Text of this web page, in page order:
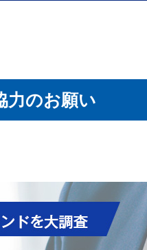
力のお願い